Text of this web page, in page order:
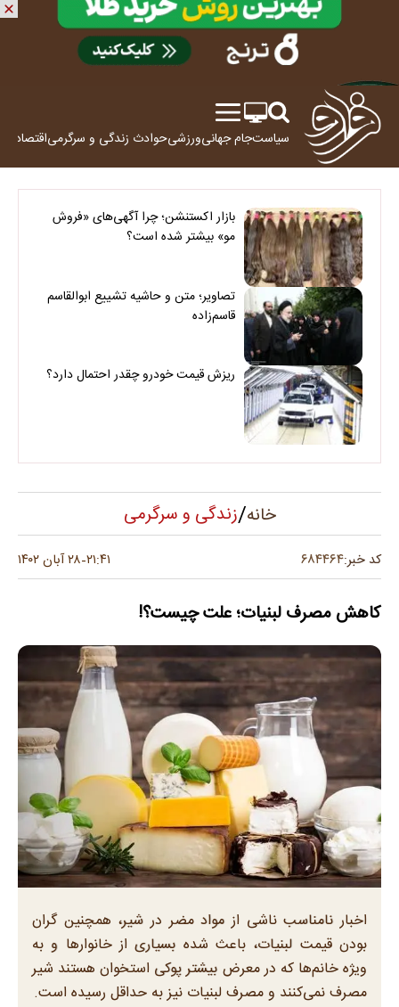
سیاستجام جهانیورزشیحوادث زندگی و سرگرمیاقتصاد
بازار اکستنشن؛ چرا آگهی‌های «فروش
مو» بیشتر شده است؟
تصاویر؛ متن و حاشیه تشییع ابوالقاسم
قاسم‌زاده
ریزش قیمت خودرو چقدر احتمال دارد؟
خانه/زندگی و سرگرمی
کد خبر:۶۸۴۴۶۴ ۲۱:۴۱-۲۸ آبان ۱۴۰۲
کاهش مصرف لبنیات؛ علت چیست؟!
اخبار نامناسب ناشی از مواد مضر در شیر، همچنین گران
بودن قیمت لبنیات، باعث شده بسیاری از خانوار‌ها و به
ویژه خانم‌ها که در معرض بیشتر پوکی استخوان هستند شیر
مصرف نمی‌کنند و مصرف لبنیات نیز به حداقل رسیده است.